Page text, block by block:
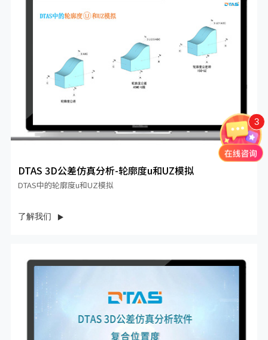
DTAS 3D公差仿真分析-轮廓度u和UZ模拟
DTAS中的轮廓度u和UZ模拟
了解我们
3